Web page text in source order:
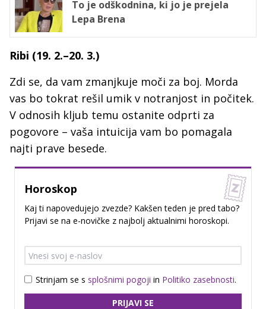
To je odškodnina, ki jo je prejela
Lepa Brena
Ribi (19. 2.–20. 3.)
Zdi se, da vam zmanjkuje moči za boj. Morda
vas bo tokrat rešil umik v notranjost in počitek.
V odnosih kljub temu ostanite odprti za
pogovore – vaša intuicija vam bo pomagala
najti prave besede.
Horoskop
Kaj ti napovedujejo zvezde? Kakšen teden je pred tabo?
Prijavi se na e-novičke z najbolj aktualnimi horoskopi.
Strinjam se s splošnimi pogoji in Politiko zasebnosti.
PRIJAVI SE